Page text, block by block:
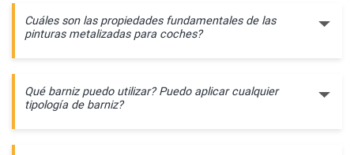
Cuáles son las propiedades fundamentales de las
pinturas metalizadas para coches?
Qué barniz puedo utilizar? Puedo aplicar cualquier
tipología de barniz?